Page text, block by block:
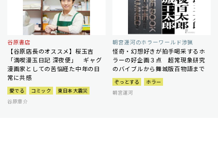
谷原書店
【谷原店長のオススメ】桜玉吉
「満喫漫玉日記 深夜便」 ギャグ
漫画家としての苦悩経た中年の日
常に共感
愛でる コミック
東日本大震災
谷原章介
朝宮運河のホラーワールド渉猟
怪奇・幻想好きが拍手喝采するホ
ラーの好企画３点 超常現象研究
のバイブルから舞城版百物語まで
ぞっとする
ホラー
朝宮運河